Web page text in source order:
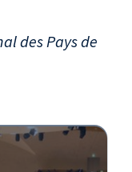
des Pays de